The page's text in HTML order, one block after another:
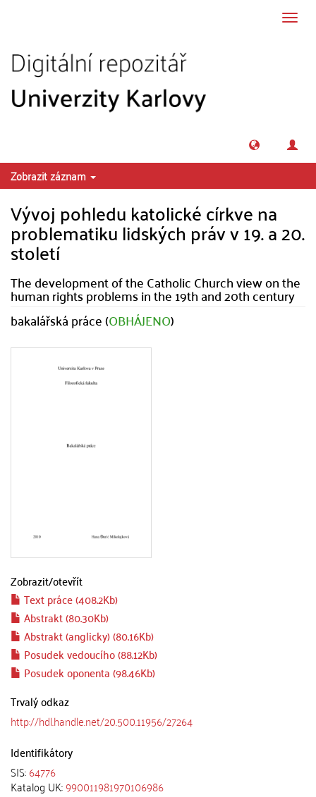
Zobrazit záznam
Vývoj pohledu katolické církve na
problematiku lidských práv v 19. a 20.
století
The development of the Catholic Church view on the
human rights problems in the 19th and 20th century
bakalářská práce (OBHÁJENO)
Zobrazit/otevřít
Text práce (408.2Kb)
Abstrakt (80.30Kb)
Abstrakt (anglicky) (80.16Kb)
Posudek vedoucího (88.12Kb)
Posudek oponenta (98.46Kb)
Trvalý odkaz
http://hdl.handle.net/20.500.11956/27264
Identifikátory
SIS:64776
Katalog UK:990011981970106986